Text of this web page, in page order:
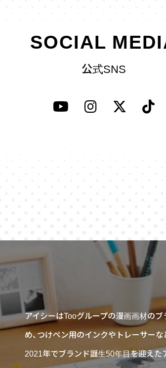
SOCIAL
公式SNS
アイシーはTooグループの漫画画材の
め、つけペン用のインクやトレーサー
2021年でブランド誕生50年目を迎えた